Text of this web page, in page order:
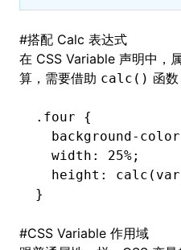
#搭配 Calc 表达式
在 CSS Variable 声明中，
算，需要借助 calc() 函数
.four {
  background-color
  width
: 25%;
  height
: calc ( var
}
#CSS Variable 作用域